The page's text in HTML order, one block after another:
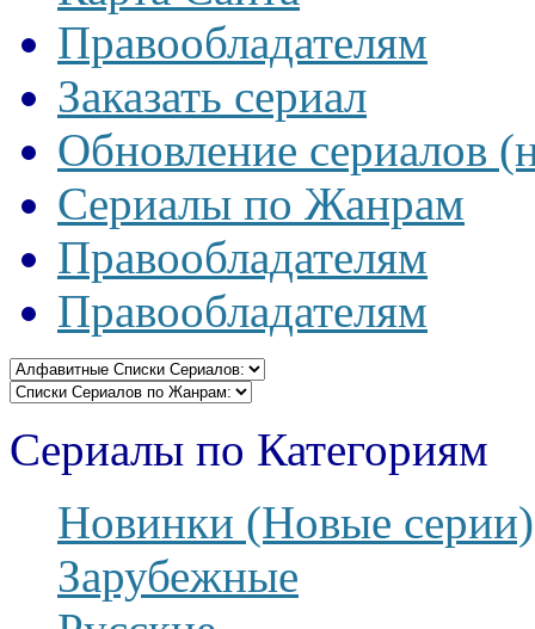
Правообладателям
Заказать сериал
Обновление сериалов
Сериалы по Жанрам
Правообладателям
Правообладателям
Сериалы по Категориям
Новинки (Новые серии)
Зарубежные